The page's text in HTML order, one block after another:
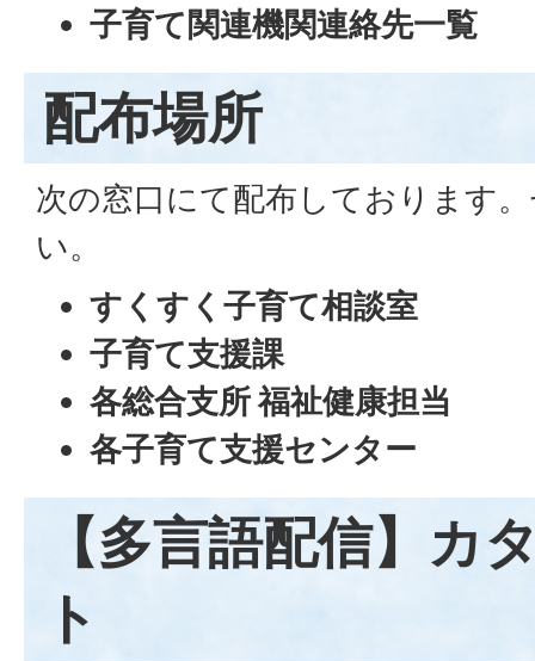
子育て関連機関連絡先一覧
配布場所
次の窓口にて配布しております
い。
すくすく子育て相談室
子育て支援課
各総合支所 福祉健康担当
各子育て支援センター
【多言語配信】カ
ト